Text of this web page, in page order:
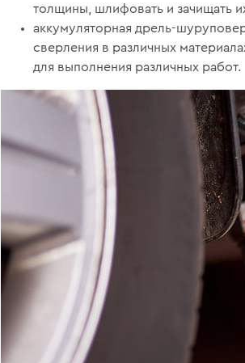
толщины, шлифовать и зачищать
аккумуляторная дрель-
сверления в различных
для выполнения различных работ.